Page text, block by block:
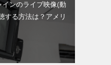
ンのライブ映像(動
する方法は？アメリ